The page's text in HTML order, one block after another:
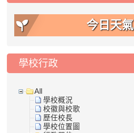
今日天氣
學校行政
All
學校概況
校徽與校歌
歷任校長
學校位置圖